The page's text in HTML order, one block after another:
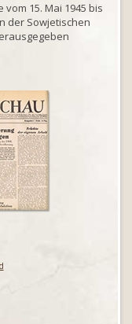
15. Mai 1945 bis
der Sowjetischen